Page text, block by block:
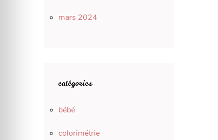
mars 2024
catégories
bébé
colorimétrie